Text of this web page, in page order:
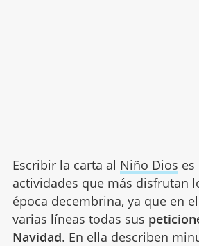
Escribir la carta al Niño Dios es
actividades que más disfrutan
época decembrina, ya que en
varias líneas todas sus
Navidad. En ella describen